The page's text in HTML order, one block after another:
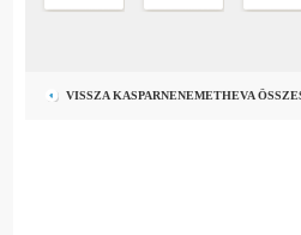
VISSZA KASPARNENEMETHEVA